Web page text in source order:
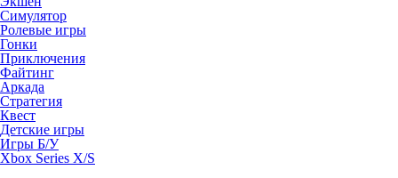
Симулятор
Ролевые игры
Гонки
Приключения
Файтинг
Аркада
Стратегия
Квест
Детские игры
Игры Б/У
Xbox Series X/S